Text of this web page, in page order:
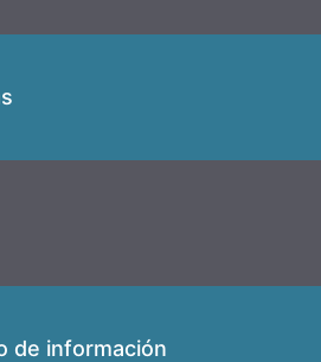
de información